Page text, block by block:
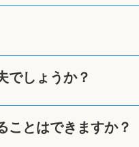
でしょうか？
ことはできますか？